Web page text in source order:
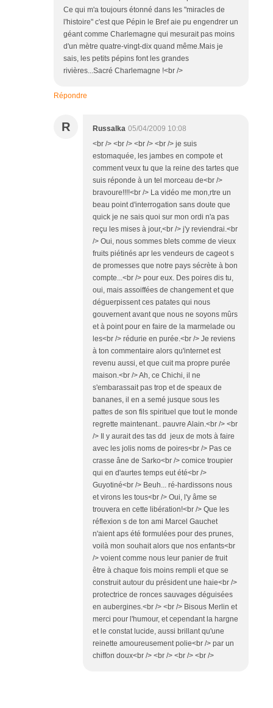
Ce qui m'a toujours étonné dans les "miracles de
l'histoire" c'est que Pépin le Bref aie pu engendrer un
géant comme Charlemagne qui mesurait pas moins
d'un mètre quatre-vingt-dix quand même.Mais je
sais, les petits pépins font les grandes
rivières...Sacré Charlemagne !<br />
Répondre
R Russalka 05/04/2009 10:08
<br /> <br /> <br /> <br /> je suis
estomaquée, les jambes en compote et
comment veux tu que la reine des tartes que
suis réponde à un tel morceau de<br />
bravoure!!!!<br /> La vidéo me mon,rtre un
beau point d'interrogation sans doute que
quick je ne sais quoi sur mon ordi n'a pas
reçu les mises à jour,<br /> j'y reviendrai.<br
/> Oui, nous sommes blets comme de vieux
fruits piétinés apr les vendeurs de cageot s
de promesses que notre pays sécrète à bon
compte...<br /> pour eux. Des poires dis tu,
oui, mais assoiffées de changement et que
déguerpissent ces patates qui nous
gouvernent avant que nous ne soyons mûrs
et à point pour en faire de la marmelade ou
les<br /> rédurie en purée.<br /> Je reviens
à ton commentaire alors qu'internet est
revenu aussi, et que cuit ma propre purée
maison.<br /> Ah, ce Chichi, il ne
s'embarassait pas trop et de speaux de
bananes, il en a semé jusque sous les
pattes de son fils spirituel que tout le monde
regrette maintenant.. pauvre Alain.<br /> <br
/> Il y aurait des tas dd jeux de mots à faire
avec les jolis noms de poires<br /> Pas ce
crasse âne de Sarko<br /> comice troupier
qui en d'aurtes temps eut été<br />
Guyotiné<br /> Beuh... ré-hardissons nous
et virons les tous<br /> Oui, l'y âme se
trouvera en cette libération!<br /> Que les
réflexion s de ton ami Marcel Gauchet
n'aient aps été formulées pour des prunes,
voilà mon souhait alors que nos enfants<br
/> voient comme nous leur panier de fruit
être à chaque fois moins rempli et que se
construit autour du président une haie<br />
protectrice de ronces sauvages déguisées
en aubergines.<br /> <br /> Bisous Merlin et
merci pour l'humour, et cependant la hargne
et le constat lucide, aussi brillant qu'une
reinette amoureusement polie<br /> par un
chiffon doux<br /> <br /> <br /> <br />